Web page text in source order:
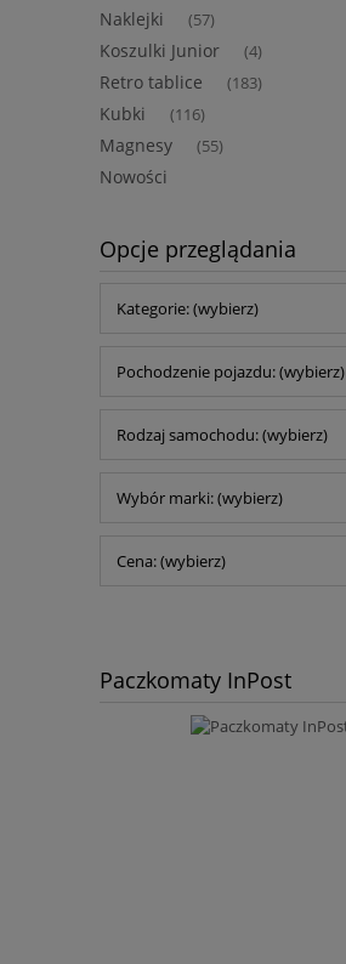
Naklejki (57)
Koszulki Junior (4)
Retro tablice (183)
Kubki (116)
Magnesy (55)
Nowości
Opcje przeglądania
Kategorie: (wybierz)
Pochodzenie pojazdu: (wybierz)
Rodzaj samochodu: (wybierz)
Wybór marki: (wybierz)
Cena: (wybierz)
Paczkomaty InPost